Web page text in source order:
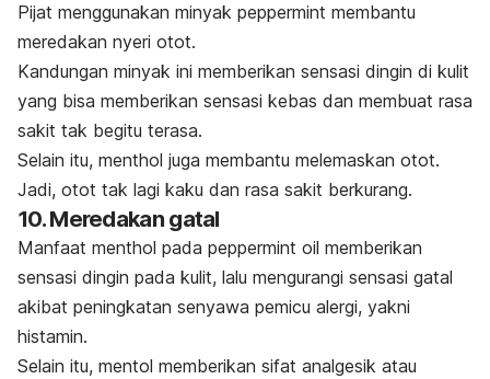
Pijat menggunakan minyak peppermint membantu
meredakan nyeri otot.
Kandungan minyak ini memberikan sensasi dingin di kulit
yang bisa memberikan sensasi kebas dan membuat rasa
sakit tak begitu terasa.
Selain itu, menthol juga membantu melemaskan otot.
Jadi, otot tak lagi kaku dan rasa sakit berkurang.
10. Meredakan gatal
Manfaat menthol pada peppermint oil memberikan
sensasi dingin pada kulit, lalu mengurangi sensasi gatal
akibat peningkatan senyawa pemicu alergi, yakni
histamin.
Selain itu, mentol memberikan sifat analgesik atau